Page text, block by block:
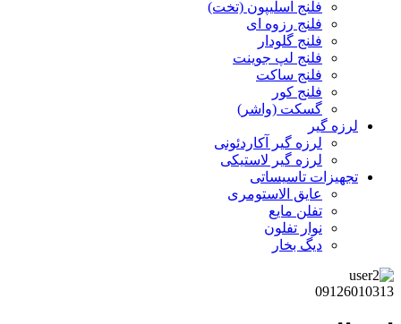
فلنج اسلیپون (تخت)
فلنج رزوه ای
فلنج گلودار
فلنج لپ جوینت
فلنج ساکت
فلنج کور
گسکت (واشر)
لرزه گیر
لرزه گیر آکاردئونی
لرزه گیر لاستیکی
تجهیزات تاسیساتی
عایق الاستومری
تفلن مایع
نوار تفلون
دیگ بخار
09126010313